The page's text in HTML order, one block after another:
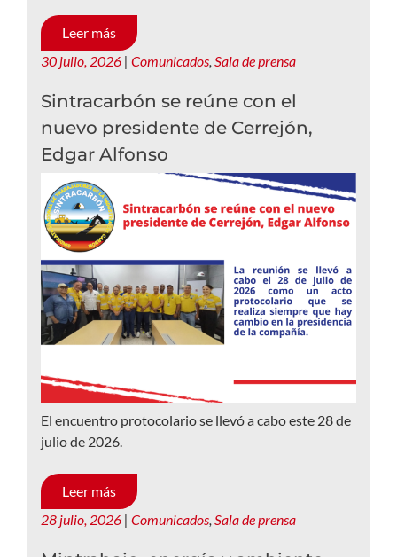
Leer más
30 julio, 2026 | Comunicados Sala de prensa
Sintracarbón se reúne con el
nuevo presidente de Cerrejón,
Edgar Alfonso
El encuentro protocolario se llevó a cabo este 28 de
julio de 2026.
Leer más
28 julio, 2026 | Comunicados, Sala de prensa